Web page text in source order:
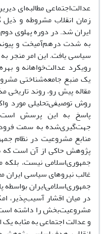
عدالت‌اجتماعی مطالبه‌ای
زمان انقلاب مشروطه و
ایران شد. در دوره پهلوی
به شدت درهم‌آمیخت و
سیاسی یافت. این امر منجر
رویکرد عدالت‌خواهانه و
یک منبع جامعه‌شناختی
مقاله پیش رو، روند تاریخی
روش توصیفی‌تحلیلی مورد
پاسخ به این پرسش
جهت‌گیری‌شده به سمت
منابع مشروعیت‌ در نظام
پژوهش حاکی از آن است که
جمهوری‌اسلامی نیست،
غالب نیروهای سیاسی ایران
جمهوری‌اسلامی‌ایران
در میان اقشار آسیب‌پذیر،
مشروعیت‌بخش را داشته
و عدالت اجتماعی به مثابه